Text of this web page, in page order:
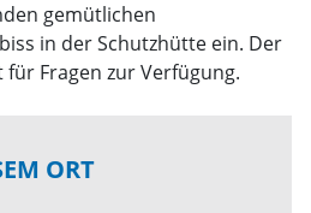
gemütlichen
in der Schutzhütte ein. Der
Fragen zur Verfügung.
ORT